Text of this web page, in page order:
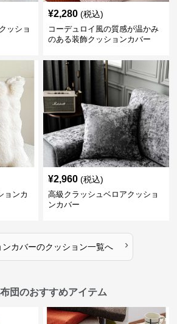
ッショ
¥2,280 (税込)
コーデュロイ風の質感が温かみ
のある装飾クッションカバー
ョンカ
¥2,960 (税込)
高級クラッシュベロアクッショ
ンカバー
ンカバーのクッション一覧へ ›
団のおすすめアイテム